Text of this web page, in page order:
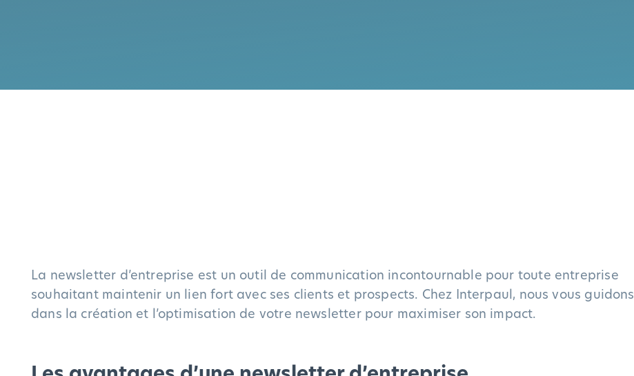
La newsletter d’entreprise est un outil de communication incontournable pour toute entreprise
souhaitant maintenir un lien fort avec ses clients et prospects. Chez Interpaul, nous vous guidons
dans la création et l’optimisation de votre newsletter pour maximiser son impact.